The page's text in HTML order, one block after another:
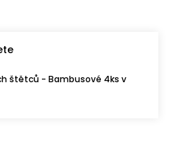
štětců - Bambusové 4ks v